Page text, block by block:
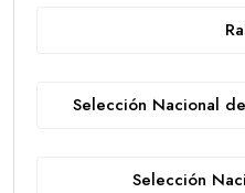
Selección Nacional
Selección